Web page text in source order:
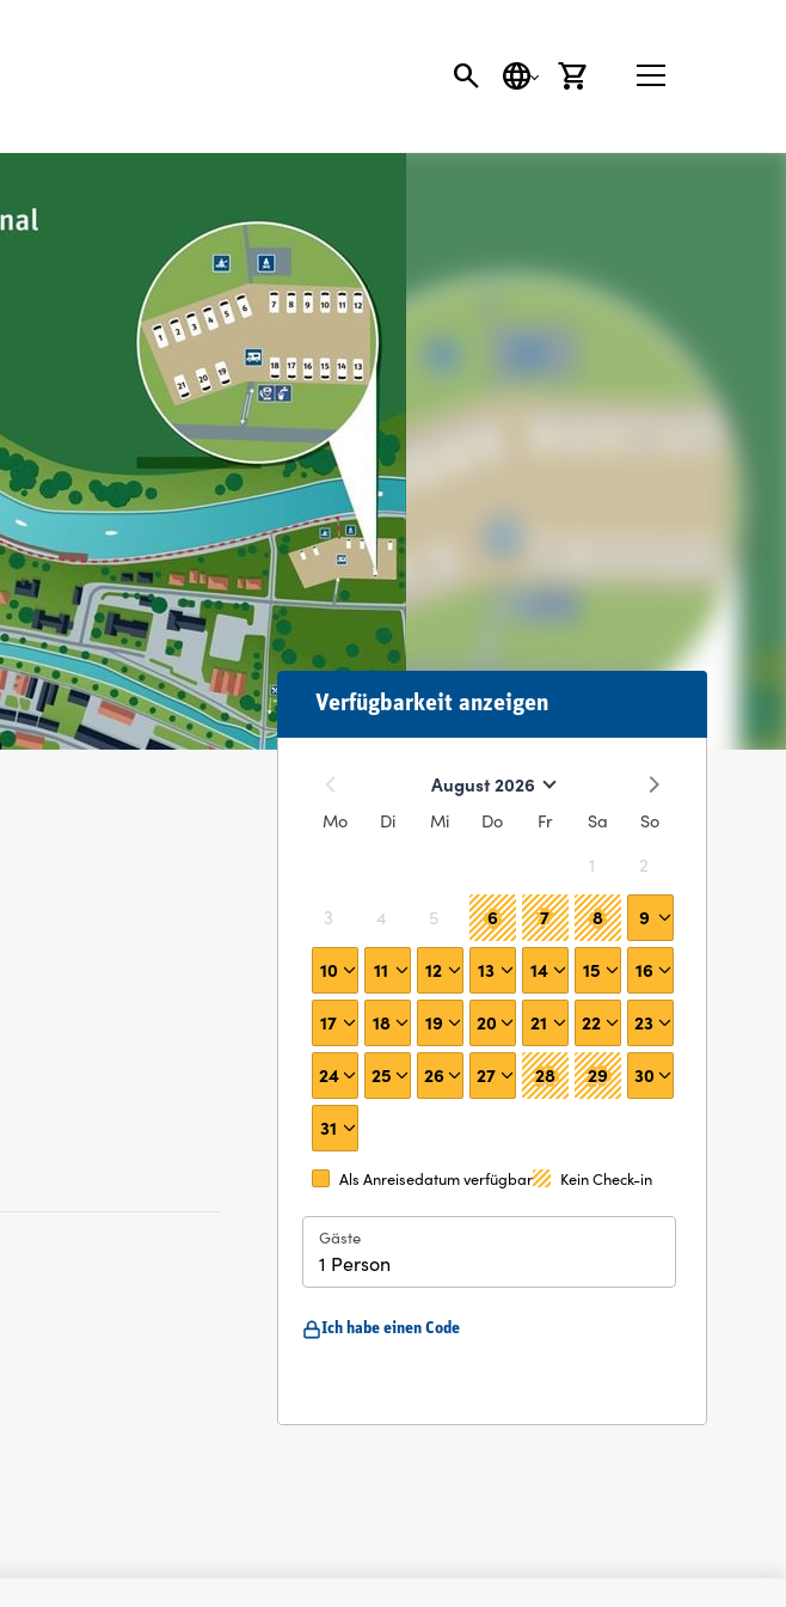
SEARCH BUTTON
SPRACHEEINKAUFSWAGEN
Verfügbarkeit anzeigen
August 2026
Mo Di Mi Do Fr Sa
So
1
2
3 4 5 6 7 8 9
10 11 12 13 14 15 16
17 18 19 20 21 22 23
24 25 26 27 28 29 30
31
Als Anreisedatum verfügbar Kein Check-in
Gäste
1 Person
Ich habe einen Code